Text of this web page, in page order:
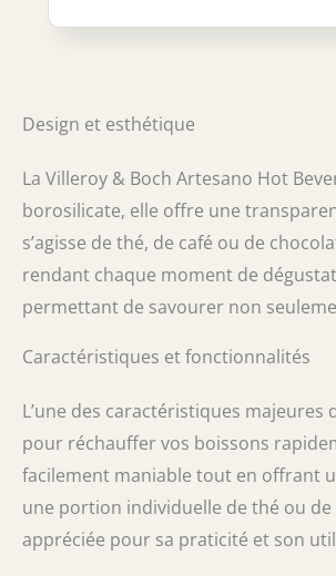
Design et esthétique
La Villeroy & Boch Artesano Hot
borosilicate, elle offre une
s’agisse de thé, de café ou de
rendant chaque moment de
permettant de savourer non
Caractéristiques et fonctionnalités
L’une des caractéristiques
pour réchauffer vos boissons
facilement maniable tout en offrant
une portion individuelle de thé ou
appréciée pour sa praticité et son